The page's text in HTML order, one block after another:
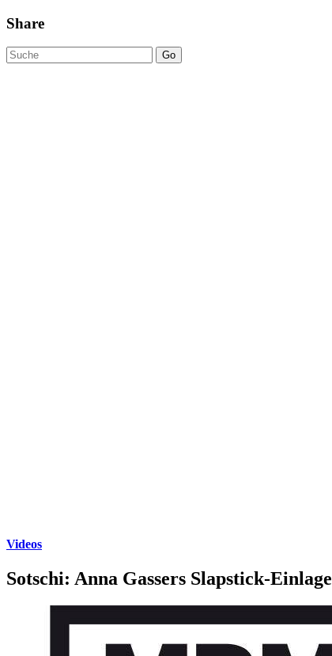
Share
Go
Videos
Sotschi: Anna Gassers Slapstick-Einlage